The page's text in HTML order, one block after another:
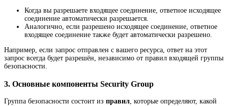
Когда вы разрешаете входящее соединение, ответное исходящее
соединение автоматически разрешается.
Аналогично, если разрешено исходящее соединение, ответное
входящее соединение также будет автоматически разрешено.
Например, если запрос отправлен с вашего ресурса, ответ на этот
запрос всегда будет разрешён, независимо от правил входящей группы
безопасности.
3. Основные компоненты Security Group
Группа безопасности состоит из правил, которые определяют, какой